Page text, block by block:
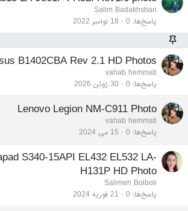
Salim Badakhshan
پاسخ‌ها 0 18 نوامبر 2022
B1402CBA Rev 2.1 HD Photos
vahab hemmati
پاسخ‌ها 0 30 ژوئن 2026
Lenovo Legion NM-C911 Photo
vahab hemmati
پاسخ‌ها 0 15 می 2024
S340-15API EL432 EL532 LA-
H131P HD Photo
Salimeh Bolboli
پاسخ‌ها 0 21 فوریه 2024